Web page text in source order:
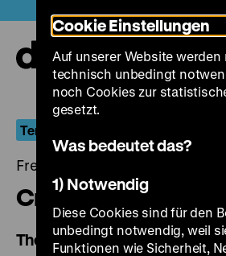
zum
Seiteninhalt
springen
Terrorismus im Westen
Freitag, 23. April 2004, 20.30
Crying Game
The Crying Game
Cookie Einstellungen
Auf unserer Website werden
technisch unbedingt
noch Cookies zur
gesetzt.
Was bedeutet das?
1) Notwendig
Diese Cookies sind für den
unbedingt notwendig, weil
Funktionen wie Sicherheit,